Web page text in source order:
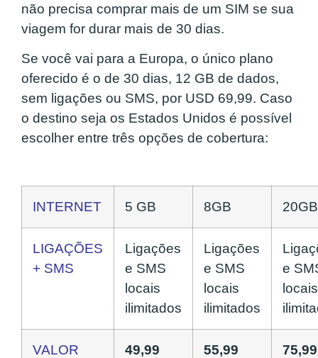
não precisa comprar mais de um SIM se sua
viagem for durar mais de 30 dias.
Se você vai para a Europa, o único plano
oferecido é o de 30 dias, 12 GB de dados,
sem ligações ou SMS, por USD 69,99. Caso
o destino seja os Estados Unidos é possível
escolher entre três opções de cobertura:
INTERNET 5 GB 8GB 20GB
LIGAÇÕES
+ SMS
Ligações
e SMS
locais
ilimitados
Ligações
e SMS
locais
ilimitados
e
locais
VALOR
49,99
55,99
75,99